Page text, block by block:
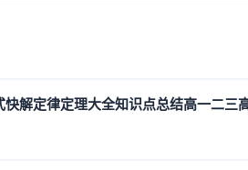
解定律定理大全知识点总结高一二三